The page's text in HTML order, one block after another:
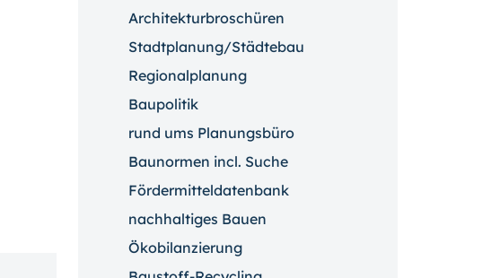
Architekturbroschüren
Stadtplanung/Städtebau
Regionalplanung
Baupolitik
rund ums Planungsbüro
Baunormen incl. Suche
Fördermitteldatenbank
nachhaltiges Bauen
Ökobilanzierung